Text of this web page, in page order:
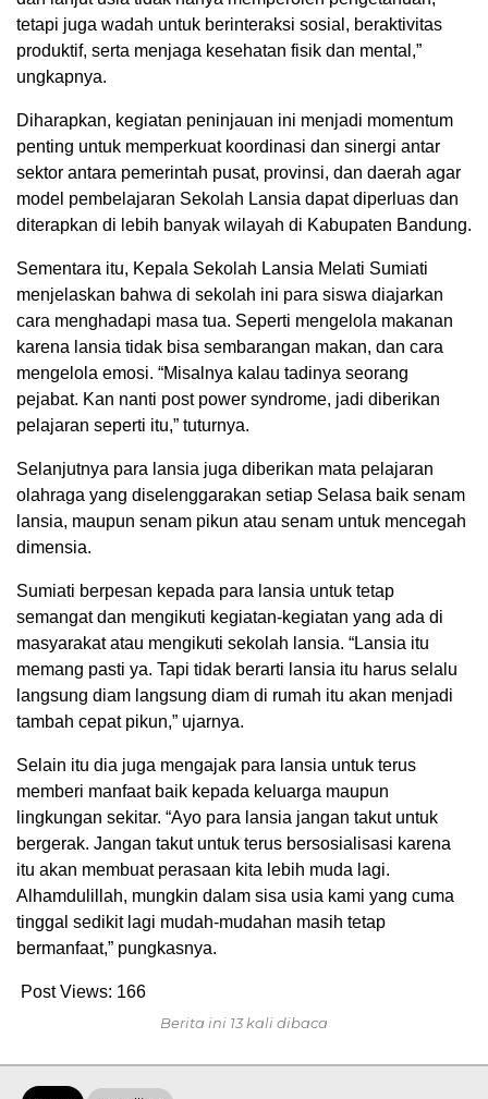
tetapi juga wadah untuk berinteraksi sosial, beraktivitas
produktif, serta menjaga kesehatan fisik dan mental,”
ungkapnya.
Diharapkan, kegiatan peninjauan ini menjadi momentum
penting untuk memperkuat koordinasi dan sinergi antar
sektor antara pemerintah pusat, provinsi, dan daerah agar
model pembelajaran Sekolah Lansia dapat diperluas dan
diterapkan di lebih banyak wilayah di Kabupaten Bandung.
Sementara itu, Kepala Sekolah Lansia Melati Sumiati
menjelaskan bahwa di sekolah ini para siswa diajarkan
cara menghadapi masa tua. Seperti mengelola makanan
karena lansia tidak bisa sembarangan makan, dan cara
mengelola emosi. “Misalnya kalau tadinya seorang
pejabat. Kan nanti post power syndrome, jadi diberikan
pelajaran seperti itu,” tuturnya.
Selanjutnya para lansia juga diberikan mata pelajaran
olahraga yang diselenggarakan setiap Selasa baik senam
lansia, maupun senam pikun atau senam untuk mencegah
dimensia.
Sumiati berpesan kepada para lansia untuk tetap
semangat dan mengikuti kegiatan-kegiatan yang ada di
masyarakat atau mengikuti sekolah lansia. “Lansia itu
memang pasti ya. Tapi tidak berarti lansia itu harus selalu
langsung diam langsung diam di rumah itu akan menjadi
tambah cepat pikun,” ujarnya.
Selain itu dia juga mengajak para lansia untuk terus
memberi manfaat baik kepada keluarga maupun
lingkungan sekitar. “Ayo para lansia jangan takut untuk
bergerak. Jangan takut untuk terus bersosialisasi karena
itu akan membuat perasaan kita lebih muda lagi.
Alhamdulillah, mungkin dalam sisa usia kami yang cuma
tinggal sedikit lagi mudah-mudahan masih tetap
bermanfaat,” pungkasnya.
Post Views: 166
Berita ini 13 kali dibaca